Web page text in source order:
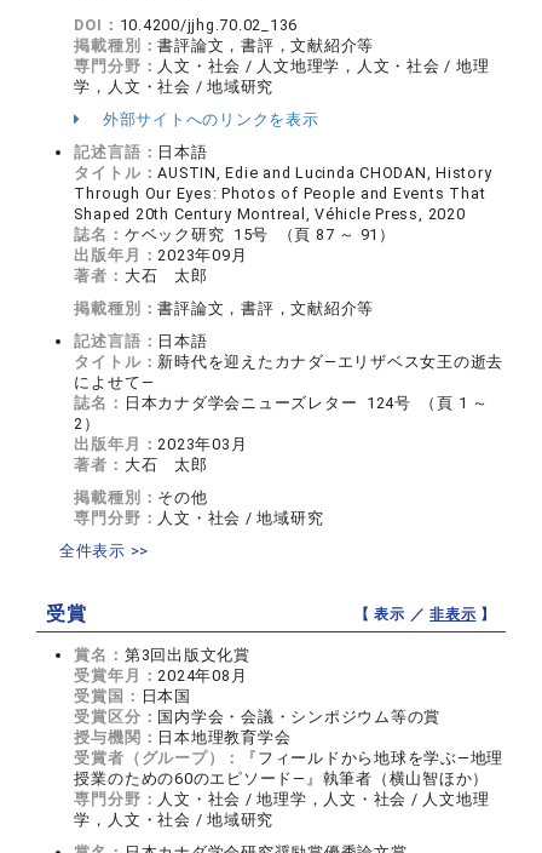
DOI： 10.4200/jjhg.70.02_136
掲載種別：書評論文，書評，文献紹介等
専門分野： 人文・社会 / 人文地理学，人文・社会 / 地理
学，人文・社会 / 地域研究
外部サイトへのリンクを表示
記述言語： 日本語
タイトル：AUSTIN, Edie and Lucinda CHODAN, History
Through Our Eyes: Photos of People and Events That
Shaped 20th Century Montreal, Véhicle Press, 2020
誌名： ケベック研究 15号 （頁 87 ～ 91）
出版年月：2023年09月
著者： 大石 太郎
掲載種別：書評論文，書評，文献紹介等
記述言語： 日本語
タイトル： 新時代を迎えたカナダ―エリザベス女王の逝去
によせて―
誌名： 日本カナダ学会ニューズレター 124号 （頁 1 ～
2）
出版年月：2023年03月
著者： 大石 太郎
掲載種別： その他
専門分野： 人文・社会 / 地域研究
全件表示 >>
受賞 【 表示 ／非表示 】
賞名： 第3回出版文化賞
受賞年月：2024年08月
受賞国： 日本国
受賞区分： 国内学会・会議・シンポジウム等の賞
授与機関： 日本地理教育学会
受賞者（グループ）：
『フィールドから地球を学ぶ―地理
授業のための60のエピソード―』執筆者（横山智ほか）
専門分野： 人文・社会 / 地理学，人文・社会 / 人文地理
学，人文・社会 / 地域研究